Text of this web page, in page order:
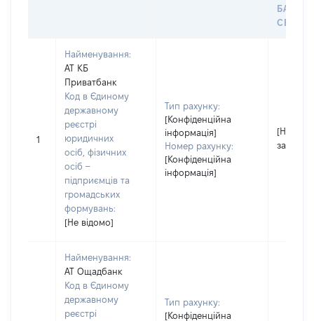
СЕЙФУ
1
Найменування:
АТ КБ
Приватбанк
Код в Єдиному
державному
реєстрі
юридичних
осіб, фізичних
осіб –
підприємців та
громадських
формувань:
[Не відомо]
Тип рахунку:
[Конфіденційна
інформація]
Номер рахунку:
[Конфіденційна
інформація]
[Не
Найменування:
АТ Ощадбанк
Код в Єдиному
державному
реєстрі
Тип рахунку:
[Конфіденційна